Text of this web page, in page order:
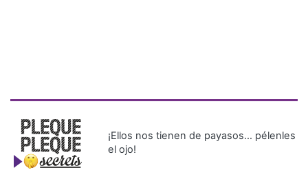
¡Ellos nos tienen de payasos… pélenles
el ojo!